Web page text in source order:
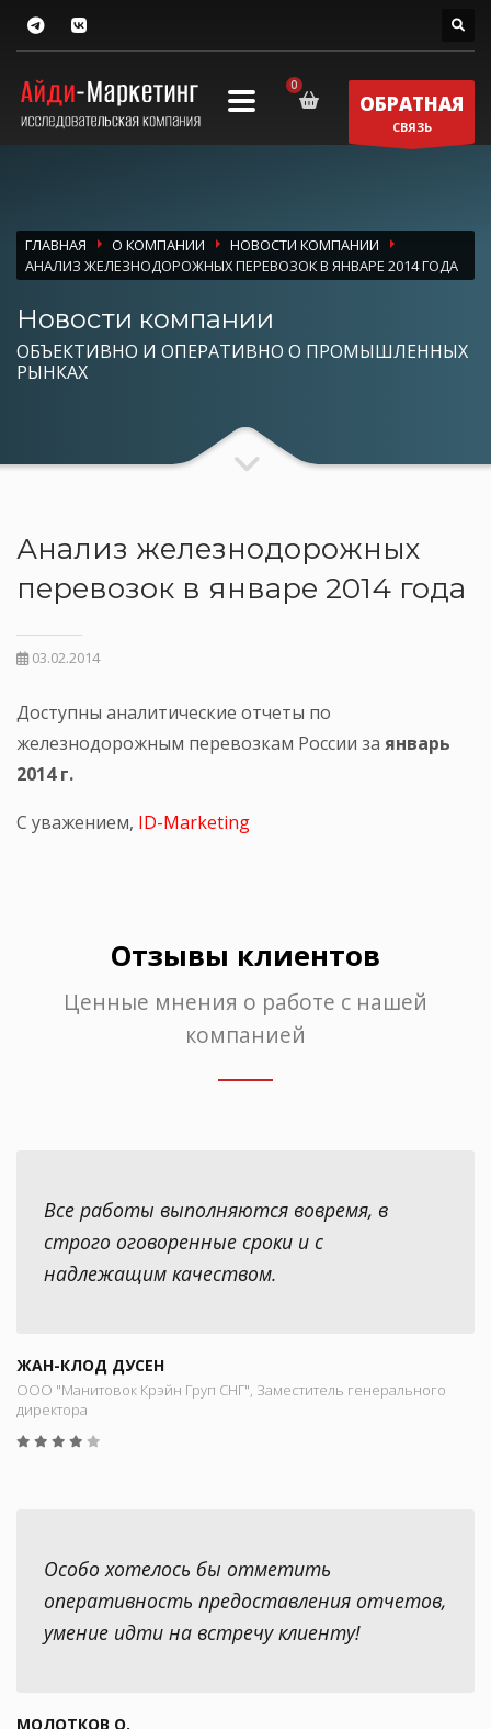
ОБРАТНАЯ
СВЯЗЬ
ГЛАВНАЯ О КОМПАНИИ
НОВОСТИ КОМПАНИИ
АНАЛИЗ ЖЕЛЕЗНОДОРОЖНЫХ ПЕРЕВОЗОК В ЯНВАРЕ 2014 ГОДА
Новости компании
ОБЪЕКТИВНО И ОПЕРАТИВНО О ПРОМЫШЛЕННЫХ
РЫНКАХ
Анализ железнодорожных
перевозок в январе 2014 года
03.02.2014
Доступны аналитические отчеты по
железнодорожным перевозкам России за январь
2014 г.
С уважением, ID-Marketing
Отзывы клиентов
Ценные мнения о работе с нашей
компанией
Все работы выполняются вовремя, в
строго оговоренные сроки и с
надлежащим качеством.
ЖАН-КЛОД ДУСЕН
ООО "Манитовок Крэйн Груп СНГ", Заместитель генерального
директора
Особо хотелось бы отметить
оперативность предоставления отчетов,
умение идти на встречу клиенту!
МОЛОТКОВ О.